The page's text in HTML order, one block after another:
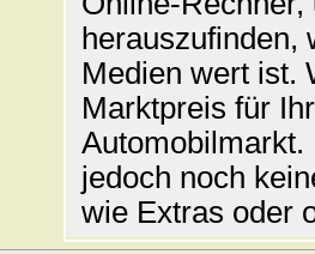
herauszufinden,
Medien wert ist.
Marktpreis für
jedoch noch
wie Extras oder